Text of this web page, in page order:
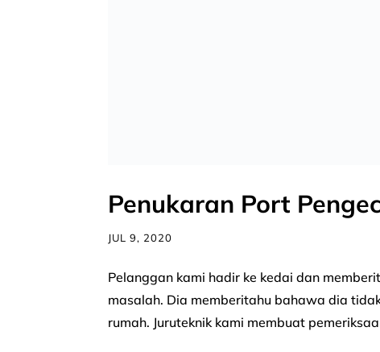
Penukaran Port
JUL 9, 2020
Pelanggan kami hadir ke kedai dan
masalah. Dia memberitahu bahawa dia
rumah. Juruteknik kami membuat